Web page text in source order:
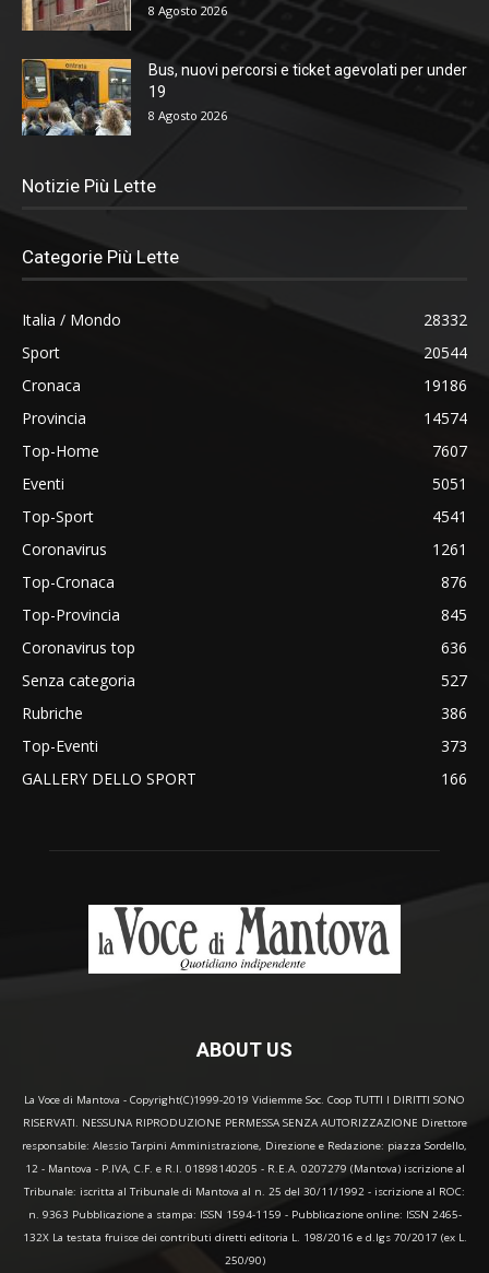
8 Agosto 2026
Bus, nuovi percorsi e ticket agevolati per under
19
8 Agosto 2026
Notizie Più Lette
Categorie Più Lette
Italia / Mondo
28332
Sport
20544
Cronaca
19186
Provincia
14574
Top-Home
7607
Eventi
5051
Top-Sport
4541
Coronavirus
1261
Top-Cronaca
876
Top-Provincia
845
Coronavirus top
636
Senza categoria
527
Rubriche
386
Top-Eventi
373
GALLERY DELLO SPORT
166
ABOUT US
La Voce di Mantova - Copyright(C)1999-2019 Vidiemme Soc. Coop TUTTI I DIRITTI SONO
RISERVATI. NESSUNA RIPRODUZIONE PERMESSA SENZA AUTORIZZAZIONE Direttore
responsabile: Alessio Tarpini Amministrazione, Direzione e Redazione: piazza Sordello,
12 - Mantova - P.IVA, C.F. e R.I. 01898140205 - R.E.A. 0207279 (Mantova) iscrizione al
Tribunale: iscritta al Tribunale di Mantova al n. 25 del 30/11/1992 - iscrizione al ROC:
n. 9363 Pubblicazione a stampa: ISSN 1594-1159 - Pubblicazione online: ISSN 2465-
132X La testata fruisce dei contributi diretti editoria L. 198/2016 e d.lgs 70/2017 (ex L.
250/90)